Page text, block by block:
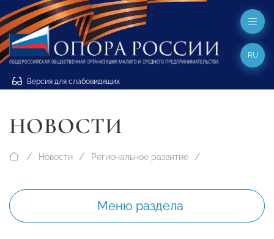
Версия для слабовидящих
RU
НОВОСТИ
Новости Региональное развитие
Меню раздела